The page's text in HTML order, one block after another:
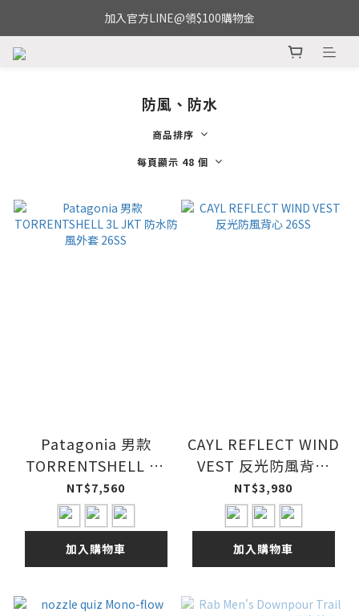
加入官方LINE@領$100購物金
防風、防水
商品排序
每頁顯示 48 個
Patagonia 男款
TORRENTSHELL 3L
JKT 防水防風外套
26SS
NT$7,560
加入購物車
CAYL REFLECT WIND
VEST 反光防風背心
26SS
NT$3,980
加入購物車